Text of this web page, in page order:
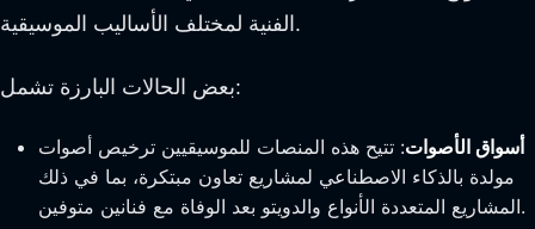
الفنية لمختلف الأساليب الموسيقية.
بعض الحالات البارزة تشمل:
أسواق الأصوات: تتيح هذه المنصات للموسيقيين ترخيص أصوات
مولدة بالذكاء الاصطناعي لمشاريع تعاون مبتكرة، بما في ذلك
المشاريع المتعددة الأنواع والدويتو بعد الوفاة مع فنانين متوفين.